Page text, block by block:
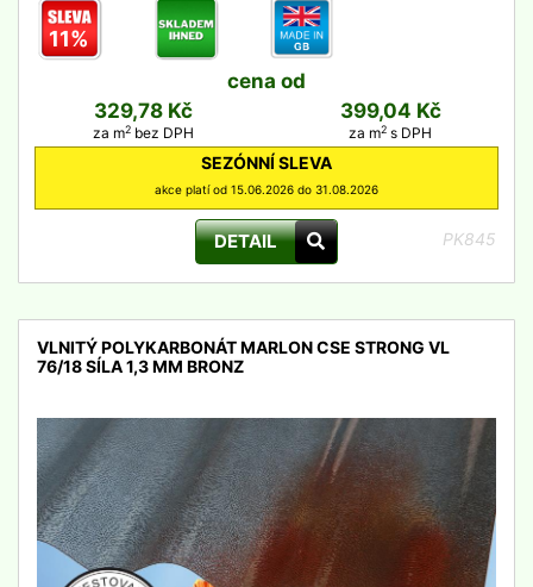
11%
cena od
329,78 Kč
za m2bez DPH
399,04 Kč
za m2 s DPH
SEZÓNNÍ SLEVA
akce platí od 15.06.2026 do 31.08.2026
DETAIL PK845
VLNITÝ POLYKARBONÁT MARLON CSE STRONG VL
76/18 SÍLA 1,3 MM BRONZ
detail